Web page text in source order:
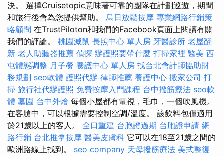
決。 選擇Cruisetopic意味著可靠的團隊在計劃巡遊，期間
和旅行後會為您提供幫助。 烏日放鬆按摩 專業網路行銷策
略顧問 在TrustPiloton和我們的Facebook頁面上閱讀有關
我們的評論。 桃園滅鼠 長照中心 單人房 牙醫診所 老屋翻
新 老人助聽器推薦 偵探 辦護照要帶什麼 打掃家裡 醫美 西
屯體態調整 月子餐 養護中心 單人房 找台北會計師協助財
務規劃 seo軟體 護照代辦 律師推薦 養護中心 搬家公司 打
掃 旅行社代辦護照 免費按摩入門課程 台中撥筋療法 seo軟
體 墓園 台中外燴 每個小屋都有電視，毛巾，一個吹風機。
在客艙中，可以根據需要控制空調/溫度。 該飲料包僅適用
於21歲以上的客人。 全口重建 台胞證過期 台胞證申請 網
路行銷 台北推拿按摩 醫美皮膚科 它可以在18至21歲之間的
歐洲路線上找到。 seo company 天母撥筋療法 美式整復